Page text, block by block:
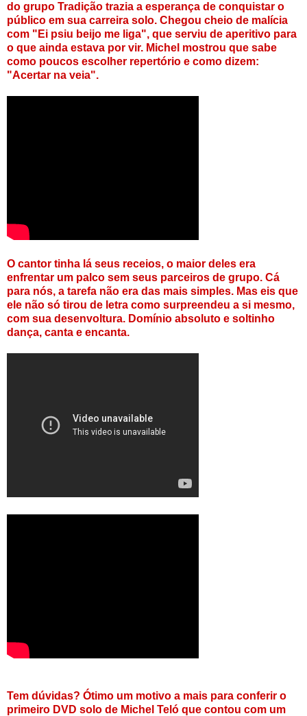
do grupo Tradição trazia a esperança de conquistar o
público em sua carreira solo. Chegou cheio de malícia
com "Ei psiu beijo me liga", que serviu de aperitivo para
o que ainda estava por vir. Michel mostrou que sabe
como poucos escolher repertório e como dizem:
"Acertar na veia".
O cantor tinha lá seus receios, o maior deles era
enfrentar um palco sem seus parceiros de grupo. Cá
para nós, a tarefa não era das mais simples. Mas eis que
ele não só tirou de letra como surpreendeu a si mesmo,
com sua desenvoltura. Domínio absoluto e soltinho
dança, canta e encanta.
Tem dúvidas? Ótimo um motivo a mais para conferir o
primeiro DVD solo de Michel Teló que contou com um